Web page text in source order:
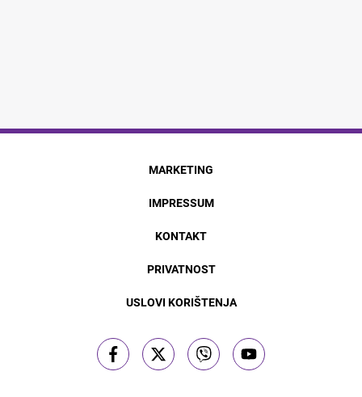
MARKETING
IMPRESSUM
KONTAKT
PRIVATNOST
USLOVI KORIŠTENJA